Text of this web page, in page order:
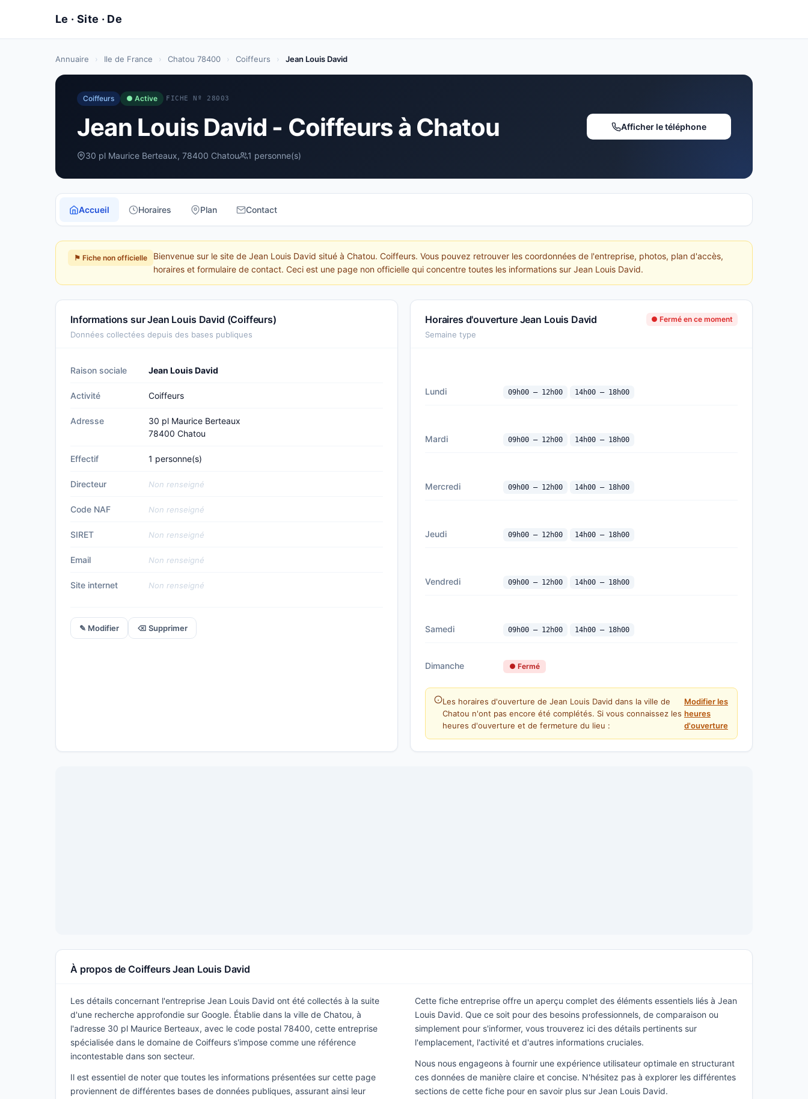
Annuaire › Ile de France › Chatou 78400 › Coiffeurs › Jean Louis David
Coiffeurs ● Active FICHE Nº 28003
Jean Louis David - Coiffeurs à Chatou
30 pl Maurice Berteaux, 78400 Chatou 1 personne(s)
Afficher le téléphone
Accueil Horaires Plan Contact
⚑ Fiche non officielle
Bienvenue sur le site de Jean Louis David situé à Chatou. Coiffeurs. Vous pouvez retrouver les coordonnées de l'entreprise, photos, plan d'accès,
horaires et formulaire de contact. Ceci est une page non officielle qui concentre toutes les informations sur Jean Louis David.
Informations sur Jean Louis David (Coiffeurs)
Données collectées depuis des bases publiques
Raison sociale Jean Louis David
Activité Coiffeurs
Adresse
30 pl Maurice Berteaux
78400 Chatou
Effectif 1 personne(s)
Directeur Non renseigné
Code NAF Non renseigné
SIRET Non renseigné
Email Non renseigné
Site internet Non renseigné
✎ Modifier ⌫ Supprimer
Horaires d'ouverture Jean Louis David ● Fermé en ce moment
Semaine type
Lundi 09h00 — 12h00 14h00 — 18h00
Mardi 09h00 — 12h00 14h00 — 18h00
Mercredi 09h00 — 12h00 14h00 — 18h00
Jeudi 09h00 — 12h00 14h00 — 18h00
Vendredi 09h00 — 12h00 14h00 — 18h00
Samedi 09h00 — 12h00 14h00 — 18h00
Dimanche ● Fermé
Les horaires d'ouverture de Jean Louis David dans la ville de
Chatou n'ont pas encore été complétés. Si vous connaissez les
heures d'ouverture et de fermeture du lieu :
Modifier les
heures
d'ouverture
À propos de Coiffeurs Jean Louis David
Les détails concernant l'entreprise Jean Louis David ont été collectés à la suite
d'une recherche approfondie sur Google. Établie dans la ville de Chatou, à
l'adresse 30 pl Maurice Berteaux, avec le code postal 78400, cette entreprise
spécialisée dans le domaine de Coiffeurs s'impose comme une référence
incontestable dans son secteur.
Il est essentiel de noter que toutes les informations présentées sur cette page
proviennent de différentes bases de données publiques, assurant ainsi leur
Cette fiche entreprise offre un aperçu complet des éléments essentiels liés à Jean
Louis David. Que ce soit pour des besoins professionnels, de comparaison ou
simplement pour s'informer, vous trouverez ici des détails pertinents sur
l'emplacement, l'activité et d'autres informations cruciales.
Nous nous engageons à fournir une expérience utilisateur optimale en structurant
ces données de manière claire et concise. N'hésitez pas à explorer les différentes
sections de cette fiche pour en savoir plus sur Jean Louis David.